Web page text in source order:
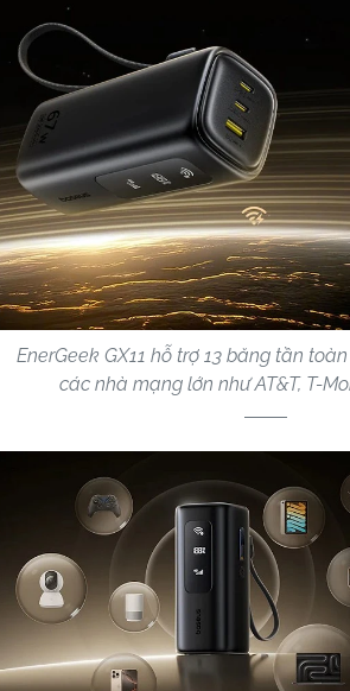
EnerGeek GX11 hỗ trợ 13 băng tần
các nhà mạng lớn như AT&T, T-